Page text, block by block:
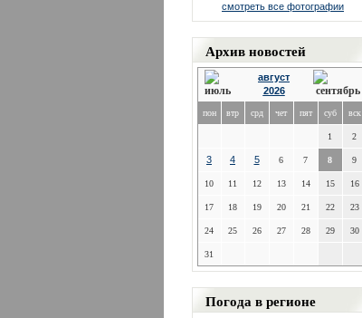
смотреть все фотографии
Архив новостей
август
2026
пон втр срд чет пят суб вск
1 2
3 4 5 6 7 8 9
10 11 12 13 14 15 16
17 18 19 20 21 22 23
24 25 26 27 28 29 30
31
Погода в регионе